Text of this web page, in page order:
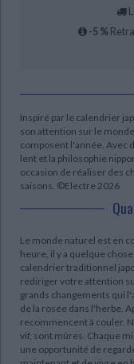
-5 %
Inspiré par le calendrier
son attention sur le
composent l'année. Avec
lent et la philosophie
occasion de réaliser des
saisons. ©Electre 2026
Le monde naturel est en
heure, il y a quelque
calendrier traditionnel
rediriger votre attention
grands changements qui
de la rosée dans l'herbe.
recommencent à couler.
vif, sont mûres. Chaque
une opportunité de